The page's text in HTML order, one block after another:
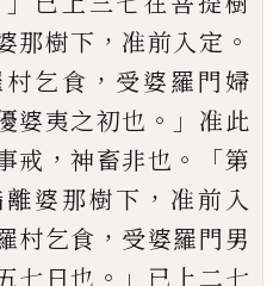
那樹下 ， 准前入定 。
乞食 ， 受婆羅門婦
婆夷之初也 。」 准此
戒 ，神畜非也 。「第
婆那樹下 ， 准前入
村乞食 ， 受婆羅門男
七日也 。」 已上二七